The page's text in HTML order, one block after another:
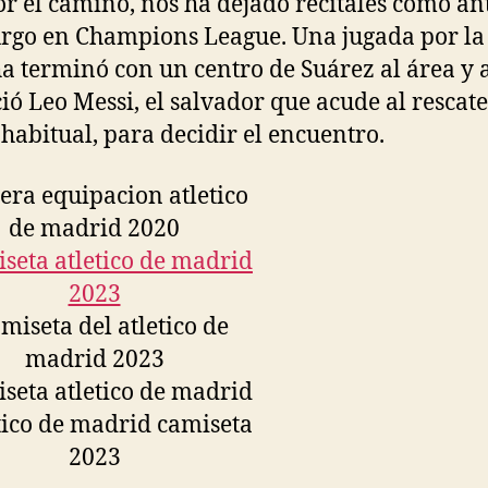
en Champions League. Una jugada por la
terminó con un centro de Suárez al área y
Leo Messi, el salvador que acude al
para decidir el encuentro.